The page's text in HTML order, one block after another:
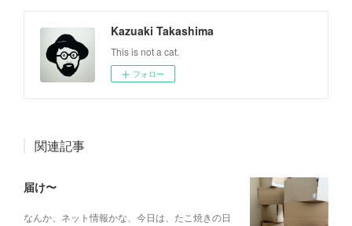
Kazuaki Takashima
This is not a cat.
フォロー
関連記事
届け〜
なんか、ネット情報かな、今日は、たこ焼きの日